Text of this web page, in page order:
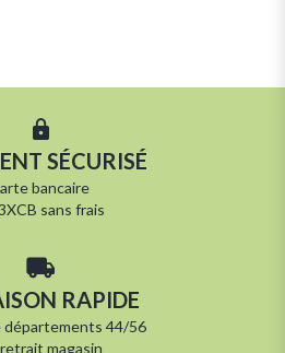
SÉCURISÉ
bancaire
sans frais
RAPIDE
départements 44/56
retrait magasin